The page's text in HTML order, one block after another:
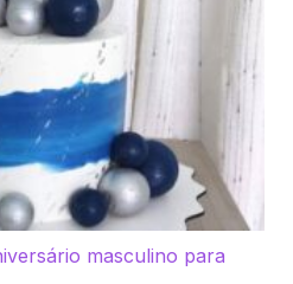
masculino para